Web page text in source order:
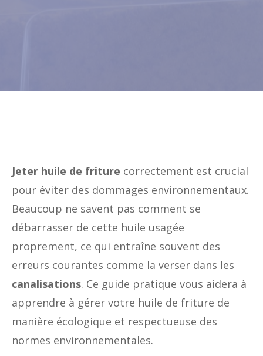
Jeter huile de friture correctement est crucial
pour éviter des dommages environnementaux.
Beaucoup ne savent pas comment se
débarrasser de cette huile usagée
proprement, ce qui entraîne souvent des
erreurs courantes comme la verser dans les
canalisations. Ce guide pratique vous aidera à
apprendre à gérer votre huile de friture de
manière écologique et respectueuse des
normes environnementales.